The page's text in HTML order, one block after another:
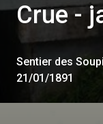
Crue -
Sentier des
21/01/1891